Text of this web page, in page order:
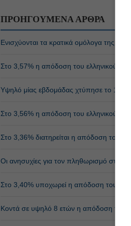
ΠΡΟΗΓΟΥΜΕΝΑ ΑΡΘΡΑ
Ενισχύονται τα κρατικά ομόλογα της
Στο 3,57% η απόδοση του ελληνικού
Υψηλό μίας εβδομάδας χτύπησε το
Στο 3,56% η απόδοση του ελληνικού
Στο 3,36% διατηρείται η απόδοση του
Οι ανησυχίες για τον πληθωρισμό
Στο 3,40% υποχωρεί η απόδοση του
Κοντά σε υψηλό 8 ετών η απόδοση του